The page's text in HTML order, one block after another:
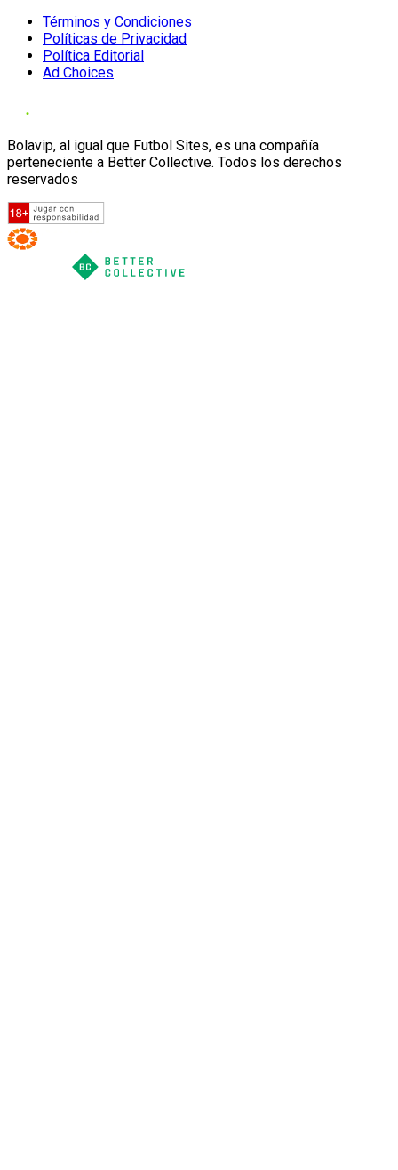
Términos y Condiciones
Políticas de Privacidad
Política Editorial
Ad Choices
Bolavip, al igual que Futbol Sites, es una compañía
perteneciente a Better Collective. Todos los derechos
reservados